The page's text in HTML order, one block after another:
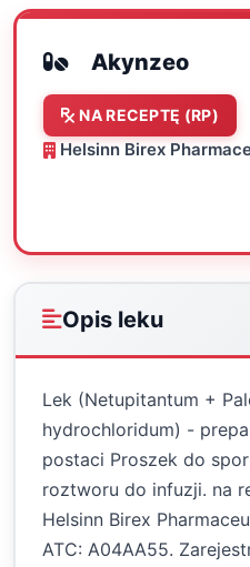
Akynzeo
NA RECEPTĘ (RP)
Helsinn Birex
Opis leku
Lek (Netupitantum +
hydrochloridum) -
postaci Proszek do
roztworu do infuzji. na
Helsinn Birex
ATC: A04AA55.